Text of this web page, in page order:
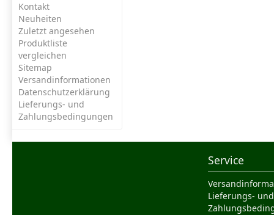
Kontakt
Neuheiten
Zuletzt angesehen
Produktliste
vergleichen
Sitemap
Versandinformationen
Datenschutzerklärung
Lieferungs- und
Zahlungsbedingungen
Service
Lieferungs- und